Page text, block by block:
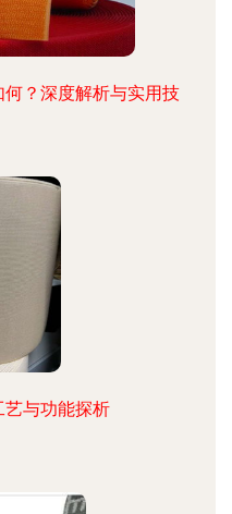
？深度解析与实用技
与功能探析